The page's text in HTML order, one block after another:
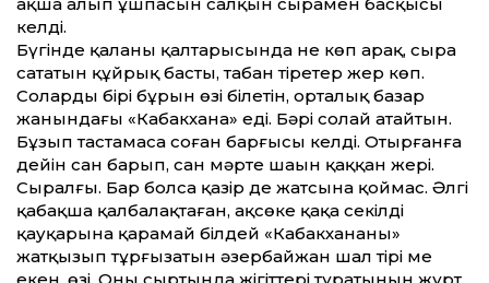
ақшаң алып ұшпасын салқын сырамен басқысы
келді.
Бүгінде қаланың қалтарысында не көп арақ, сыра
сататын құйрық басты, табан тіретер жер көп.
Солардың бірі бұрын өзі білетін, орталық базар
жанындағы «Кабакхана» еді. Бәрі солай атайтын.
Бұзып тастамаса соған барғысы келді. Отырғанға
дейін сан барып, сан мәрте шаңын қаққан жері.
Сыралғы. Бар болса қазір де жатсына қоймас. Әлгі
қаңбақша қалбалақтаған, ақсөңке қаңқа секілді
қауқарына қарамай білдей «Кабакхананы»
жатқызып тұрғызатын әзербайжан шал тірі ме